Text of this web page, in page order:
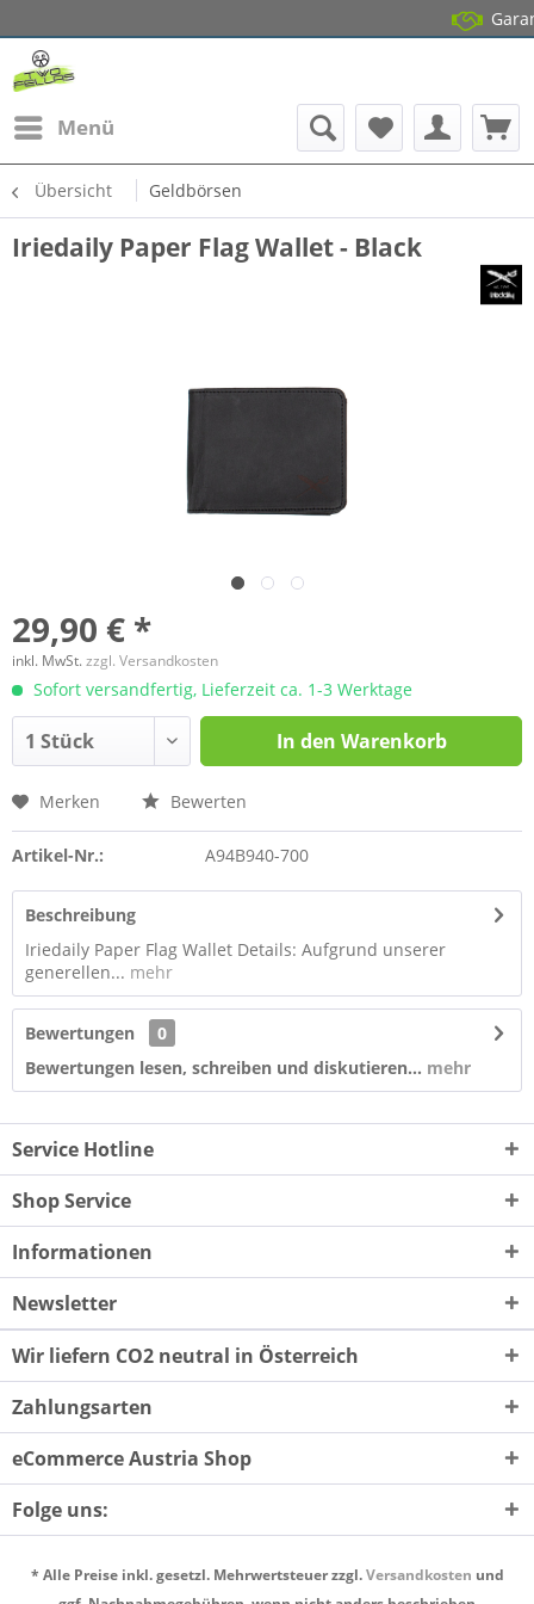
14 Tage
Garantierter
Menü
Übersicht Geldbörsen
Iriedaily Paper Flag Wallet - Black
29,90 € *
inkl. MwSt.zzgl. Versandkosten
Sofort versandfertig, Lieferzeit ca. 1-3 Werktage
In den Warenkorb
Merken Bewerten
Artikel-Nr.: A94B940-700
Beschreibung
Iriedaily Paper Flag Wallet Details: Aufgrund unserer
generellen... mehr
Bewertungen
0
Bewertungen lesen, schreiben und diskutieren... mehr
Service Hotline
Shop Service
Informationen
Newsletter
Wir liefern CO2 neutral in Österreich
Zahlungsarten
eCommerce Austria Shop
Folge uns:
* Alle Preise inkl. gesetzl. Mehrwertsteuer zzgl.Versandkosten und